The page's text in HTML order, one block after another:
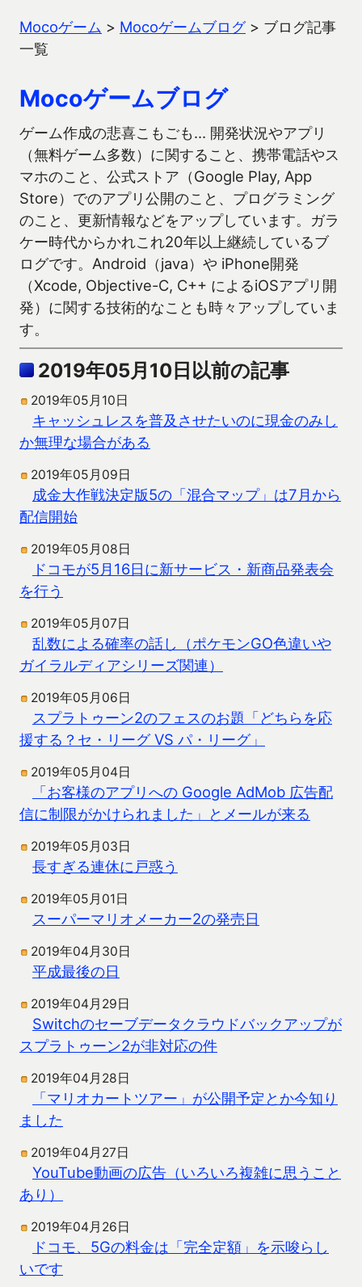
Mocoゲーム > Mocoゲームブログ> ブログ記事
一覧
Mocoゲームブログ
ゲーム作成の悲喜こもごも… 開発状況やアプリ
（無料ゲーム多数）に関すること、携帯電話やス
マホのこと、公式ストア（Google Play, App
Store）でのアプリ公開のこと、プログラミング
のこと、更新情報などをアップしています。ガラ
ケー時代からかれこれ20年以上継続しているブ
ログです。Android（java）や iPhone開発
（Xcode, Objective-C, C++ によるiOSアプリ開
発）に関する技術的なことも時々アップしていま
す。
2019年05月10日以前の記事
2019年05月10日
キャッシュレスを普及させたいのに現金のみし
か無理な場合がある
2019年05月09日
成金大作戦決定版5の「混合マップ」は7月から
配信開始
2019年05月08日
ドコモが5月16日に新サービス・新商品発表会
を行う
2019年05月07日
乱数による確率の話し（ポケモンGO色違いや
ガイラルディアシリーズ関連）
2019年05月06日
スプラトゥーン2のフェスのお題「どちらを応
援する？セ・リーグ VS パ・リーグ」
2019年05月04日
「お客様のアプリへの Google AdMob 広告配
信に制限がかけられました」とメールが来る
2019年05月03日
長すぎる連休に戸惑う
2019年05月01日
スーパーマリオメーカー2の発売日
2019年04月30日
平成最後の日
2019年04月29日
Switchのセーブデータクラウドバックアップが
スプラトゥーン2が非対応の件
2019年04月28日
「マリオカートツアー」が公開予定とか今知り
ました
2019年04月27日
YouTube動画の広告（いろいろ複雑に思うこと
あり）
2019年04月26日
ドコモ、5Gの料金は「完全定額」を示唆らし
いです